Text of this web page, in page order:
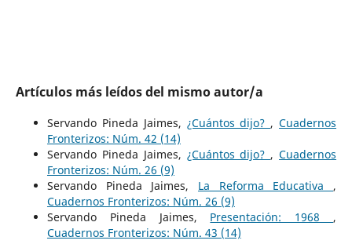
Artículos más leídos del mismo autor/a
Servando Pineda Jaimes, ¿Cuántos dijo? ,Cuadernos
Fronterizos: Núm. 42 (14)
Servando Pineda Jaimes, ¿Cuántos dijo? ,Cuadernos
Fronterizos: Núm. 26 (9)
Servando Pineda Jaimes, La Reforma Educativa ,
Cuadernos Fronterizos: Núm. 26 (9)
Servando Pineda Jaimes, Presentación: 1968 ,
Cuadernos Fronterizos: Núm. 43 (14)